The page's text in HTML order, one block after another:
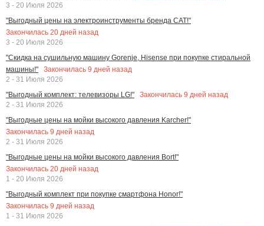
3 - 20 Июля 2026
"Выгодный цены на электроинструменты бренда CAT!"
Закончилась 20 дней назад
3 - 20 Июля 2026
"Скидка на сушильную машину Gorenje, Hisense при покупке стиральной
машины!"
Закончилась 9 дней назад
2 - 31 Июля 2026
"Выгодный комплект: телевизоры LG!"
Закончилась 9 дней назад
2 - 31 Июля 2026
"Выгодные цены на мойки высокого давления Karcher!"
Закончилась 9 дней назад
2 - 31 Июля 2026
"Выгодные цены на мойки высокого давления Bort!"
Закончилась 20 дней назад
1 - 20 Июля 2026
"Выгодный комплект при покупке смартфона Honor!"
Закончилась 9 дней назад
1 - 31 Июля 2026